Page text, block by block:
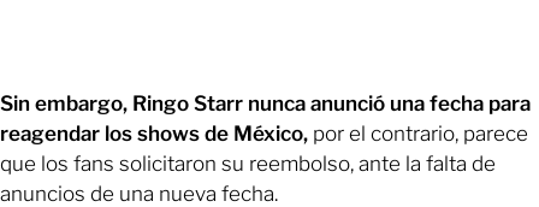
Sin embargo, Ringo Starr nunca anunció una fecha para
reagendar los shows de México, por el contrario, parece
que los fans solicitaron su reembolso, ante la falta de
anuncios de una nueva fecha.